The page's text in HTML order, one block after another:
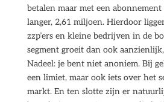
betalen maar met een
langer, 2,61 miljoen. Hierdoor
zzp’ers en kleine bedrijven in de
segment groeit dan ook
Nadeel: je bent niet anoniem. Bij
een limiet, maar ook iets over het
markt. En ten slotte zijn er